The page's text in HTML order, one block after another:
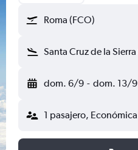
Roma (FCO)
Santa Cruz de la Sierra
dom. 6/9 - dom. 13/9
1 pasajero, Económica